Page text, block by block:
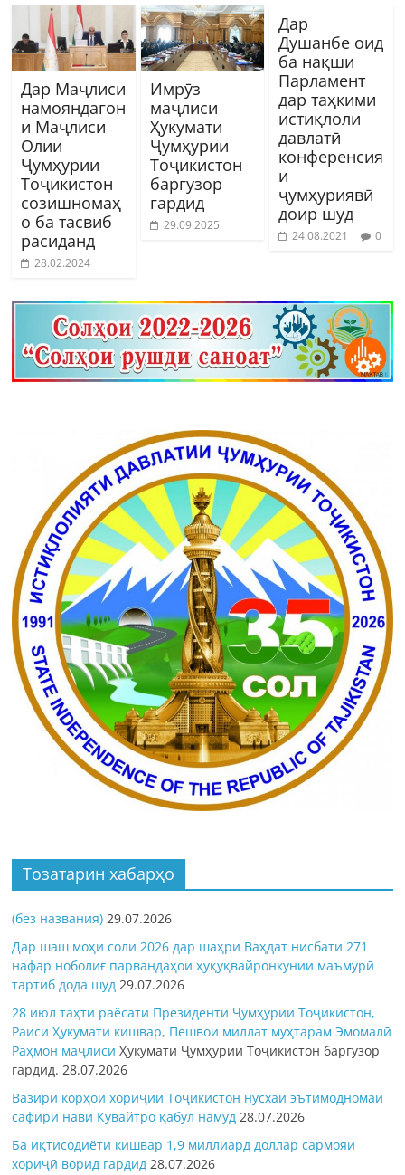
Дар Маҷлиси
намояндагон
и Маҷлиси
Олии
Ҷумҳурии
Тоҷикистон
созишномаҳ
о ба тасвиб
расиданд
28.02.2024
Имрӯз
маҷлиси
Ҳукумати
Ҷумҳурии
Тоҷикистон
баргузор
гардид
29.09.2025
Дар
Душанбе оид
ба нақши
Парламент
дар таҳкими
истиқлоли
давлатӣ
конференсия
и
ҷумҳуриявӣ
доир шуд
24.08.2021 0
Тозатарин хабарҳо
(без названия) 29.07.2026
Дар шаш моҳи соли 2026 дар шаҳри Ваҳдат нисбати 271
нафар ноболиғ парвандаҳои ҳуқуқвайронкунии маъмурӣ
тартиб дода шуд 29.07.2026
28 июл таҳти раёсати Президенти Ҷумҳурии Тоҷикистон,
Раиси Ҳукумати кишвар, Пешвои миллат муҳтарам Эмомалӣ
Раҳмон маҷлисиҲукумати Ҷумҳурии Тоҷикистон баргузор
гардид.28.07.2026
Вазири корҳои хориҷии Тоҷикистон нусхаи эътимодномаи
сафири нави Кувайтро қабул намуд 28.07.2026
Ба иқтисодиёти кишвар 1,9 миллиард доллар сармояи
хориҷӣ ворид гардид 28.07.2026